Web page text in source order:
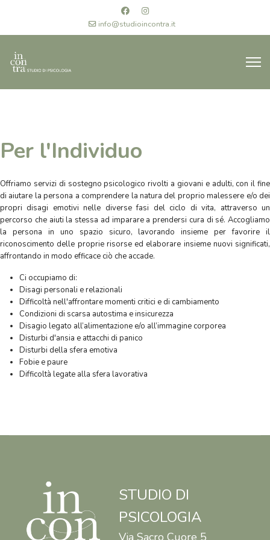
info@studioincontra.it
Per l'Individuo
Offriamo servizi di sostegno psicologico rivolti a giovani e adulti, con il fine
di aiutare la persona a comprendere la natura del proprio malessere e/o dei
propri disagi emotivi nelle diverse fasi del ciclo di vita, attraverso un
percorso che aiuti la stessa ad imparare a prendersi cura di sé. Accogliamo
la persona in uno spazio sicuro, lavorando insieme per favorire il
riconoscimento delle proprie risorse ed elaborare insieme nuovi significati,
affrontando in modo efficace ciò che accade.
Ci occupiamo di:
Disagi personali e relazionali
Difficoltà nell'affrontare momenti critici e di cambiamento
Condizioni di scarsa autostima e insicurezza
Disagio legato all’alimentazione e/o all’immagine corporea
Disturbi d'ansia e attacchi di panico
Disturbi della sfera emotiva
Fobie e paure
Difficoltà legate alla sfera lavorativa
STUDIO DI
PSICOLOGIA
Via Sacro Cuore 5